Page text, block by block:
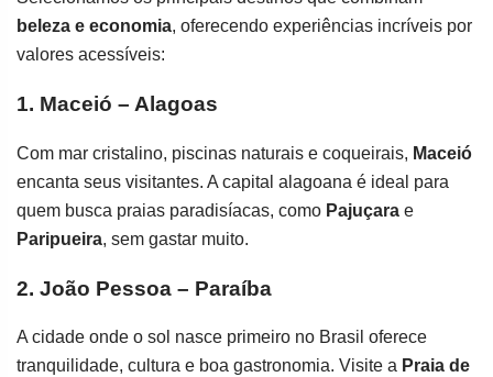
beleza e economia, oferecendo experiências incríveis por
valores acessíveis:
1. Maceió – Alagoas
Com mar cristalino, piscinas naturais e coqueirais, Maceió
encanta seus visitantes. A capital alagoana é ideal para
quem busca praias paradisíacas, como Pajuçara e
Paripueira, sem gastar muito.
2. João Pessoa – Paraíba
A cidade onde o sol nasce primeiro no Brasil oferece
tranquilidade, cultura e boa gastronomia. Visite a Praia de